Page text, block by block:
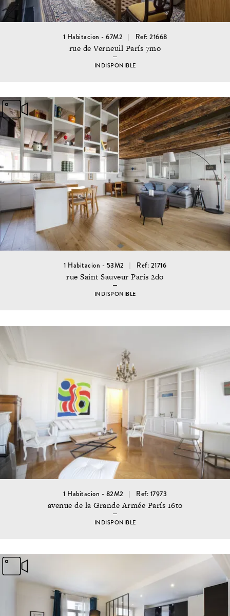
1 Habitacion - 67M2 Ref: 21668
rue de Verneuil París 7mo
INDISPONIBLE
1 Habitacion - 53M2 Ref: 21716
rue Saint Sauveur París 2do
INDISPONIBLE
1 Habitacion - 82M2 Ref: 17973
avenue de la Grande Armée París 16to
INDISPONIBLE